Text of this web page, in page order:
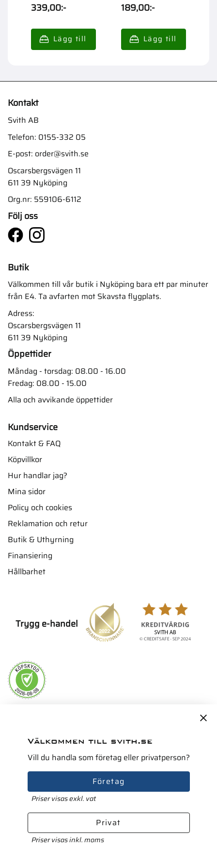
339,00:- 189,00:-
Kontakt
Svith AB
Telefon: 0155-332 05
E-post: order@svith.se
Oscarsbergsvägen 11
611 39 Nyköping
Org.nr: 559106-6112
Följ oss
Butik
Välkommen till vår butik i Nyköping bara ett par minuter
från E4. Ta avfarten mot Skavsta flygplats.
Adress:
Oscarsbergsvägen 11
611 39 Nyköping
Öppettider
Måndag - torsdag: 08.00 - 16.00
Fredag: 08.00 - 15.00
Alla och avvikande öppettider
Kundservice
Kontakt & FAQ
Köpvillkor
Hur handlar jag?
Mina sidor
Policy och cookies
Reklamation och retur
Butik & Uthyrning
Finansiering
Hållbarhet
Trygg e-handel
Välkommen till svith.se
Vill du handla som företag eller privatperson?
Företag
Priser visas exkl. vat
Privat
Priser visas inkl. moms